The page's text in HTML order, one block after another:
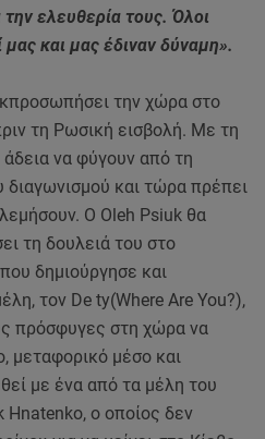
την ελευθερία τους. Όλοι
και μας έδιναν δύναμη».
την χώρα στο
τη Ρωσική εισβολή. Με τη
άδεια να φύγουν από τη
διαγωνισμού και τώρα πρέπει
Ο Oleh Psiuk θα
τη δουλειά του στο
δημιούργησε και
τον De ty(Where Are You?),
πρόσφυγες στη χώρα να
μεταφορικό μέσο και
με ένα από τα μέλη του
Hnatenko, ο οποίος δεν